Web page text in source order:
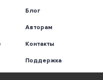
Блог
Авторам
Контакты
Поддержка